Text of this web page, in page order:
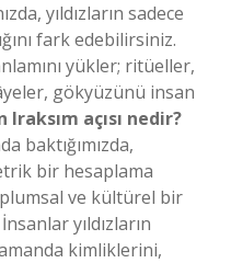
yıldızların sadece
fark edebilirsiniz.
yükler; ritüeller,
gökyüzünü insan
Iraksım açısı nedir?
baktığımızda,
bir hesaplama
ve kültürel bir
yıldızların
kimliklerini,